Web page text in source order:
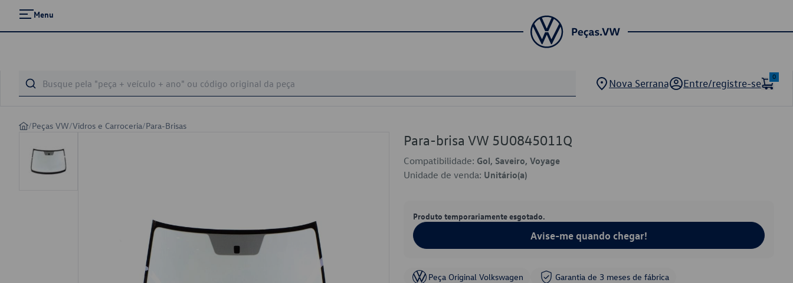
Menu
Nova Serrana Entre/registre-se
0
/Peças VW/Vidros e Carroceria/Para-Brisas
Para-brisa VW 5U0845011Q
Compatibilidade: Gol, Saveiro, Voyage
Unidade de venda: Unitário(a)
Produto temporariamente esgotado.
Avise-me quando chegar!
Peça Original Volkswagen Garantia de 3 meses de fábrica